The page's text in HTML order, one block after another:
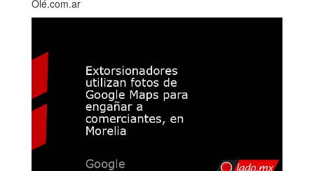
Olé.com.ar